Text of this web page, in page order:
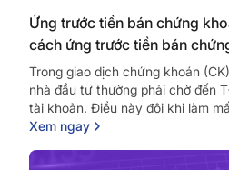
Ứng trước tiền bán chứng
cách ứng trước tiền bán
Trong giao dịch chứng khoán
nhà đầu tư thường phải chờ đến
tài khoản. Điều này đôi khi làm
ngay...
Xem ngay